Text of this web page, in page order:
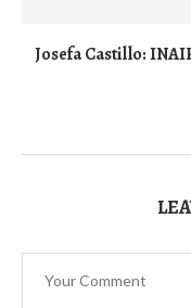
Josefa Castillo: